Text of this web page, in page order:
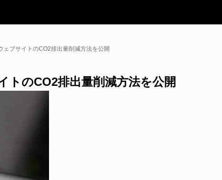
ェブサイトのCO2排出量削減方法を公開
トのCO2排出量削減方法を公開